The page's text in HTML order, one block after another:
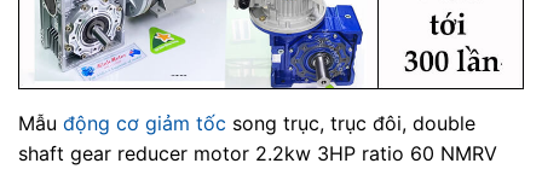
Mẫu động cơ giảm tốc song trục, trục đôi, double
shaft gear reducer motor 2.2kw 3HP ratio 60 NMRV